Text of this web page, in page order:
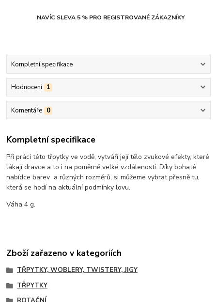
NAVÍC SLEVA 5 % PRO REGISTROVANÉ ZÁKAZNÍKY
Kompletní specifikace
Hodnocení 1
Komentáře 0
Kompletní specifikace
Při práci této třpytky ve vodě, vytváří její tělo zvukové efekty, které
lákají dravce a to i na poměrně velké vzdálenosti. Díky bohaté
nabídce barev a různých rozměrů, si můžeme vybrat přesně tu,
která se hodí na aktuální podmínky lovu.
Váha 4 g.
Zboží zařazeno v kategoriích
TŘPYTKY, WOBLERY, TWISTERY, JIGY
TŘPYTKY